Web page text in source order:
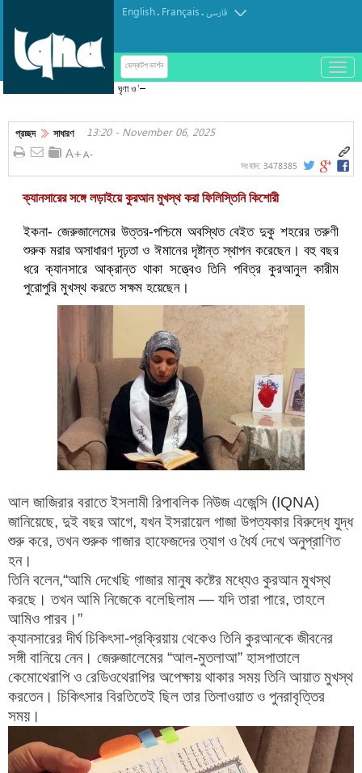
English. Français.فارسی
ডেস্কটপ ভার্শন
باز
و
کردن
ঘৃণা ও ইসলামবিদ্বেষের নতুন নজির সিন্সিনাটির ওয়েস্টউড
প্রচ্ছদ সাধারণ 13:20 - November 06, 2025
সংবাদ: 3478385
ক্যানসারের সঙ্গে লড়াইয়ে কুরআন মুখস্থ করা ফিলিস্তিনি কিশোরী
ইকনা- জেরুজালেমের উত্তর-পশ্চিমে অবস্থিত বেইত দুকু শহরের তরুণী
শুরুক মরার অসাধারণ দৃঢ়তা ও ঈমানের দৃষ্টান্ত স্থাপন করেছেন। বহু বছর
ধরে ক্যানসারে আক্রান্ত থাকা সত্ত্বেও তিনি পবিত্র কুরআনুল কারীম
পুরোপুরি মুখস্থ করতে সক্ষম হয়েছেন।
আল জাজিরার বরাতে ইসলামী রিপাবলিক নিউজ এজেন্সি (IQNA)
জানিয়েছে, দুই বছর আগে, যখন ইসরায়েল গাজা উপত্যকার বিরুদ্ধে যুদ্ধ
শুরু করে, তখন শুরুক গাজার হাফেজদের ত্যাগ ও ধৈর্য দেখে অনুপ্রাণিত
হন।
তিনি বলেন,“আমি দেখেছি গাজার মানুষ কষ্টের মধ্যেও কুরআন মুখস্থ
করছে। তখন আমি নিজেকে বলেছিলাম — যদি তারা পারে, তাহলে
আমিও পারব।”
ক্যানসারের দীর্ঘ চিকিৎসা-প্রক্রিয়ায় থেকেও তিনি কুরআনকে জীবনের
সঙ্গী বানিয়ে নেন। জেরুজালেমের “আল-মুতলাআ” হাসপাতালে
কেমোথেরাপি ও রেডিওথেরাপির অপেক্ষায় থাকার সময় তিনি আয়াত মুখস্থ
করতেন। চিকিৎসার বিরতিতেই ছিল তার তিলাওয়াত ও পুনরাবৃত্তির
সময়।